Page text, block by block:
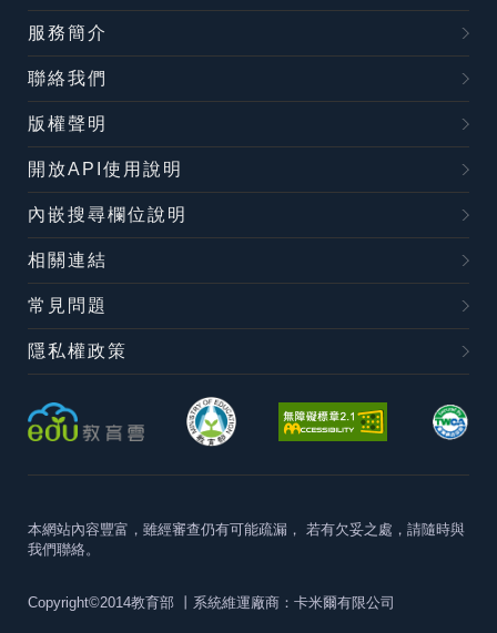
服務簡介
聯絡我們
版權聲明
開放API使用說明
內嵌搜尋欄位說明
相關連結
常見問題
隱私權政策
本網站內容豐富，雖經審查仍有可能疏漏， 若有欠妥之處，請隨時與
我們聯絡。
Copyright©2014教育部 丨系統維運廠商：卡米爾有限公司